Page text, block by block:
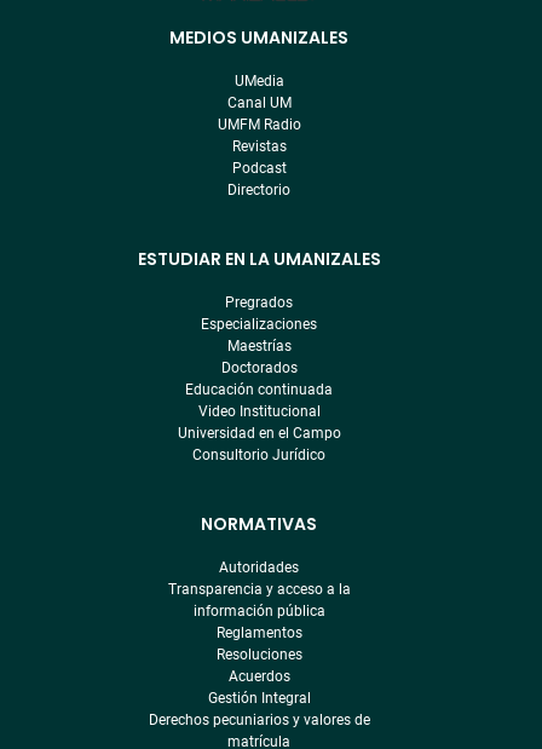
MEDIOS UMANIZALES
UMedia
Canal UM
UMFM Radio
Revistas
Podcast
Directorio
ESTUDIAR EN LA UMANIZALES
Pregrados
Especializaciones
Maestrías
Doctorados
Educación continuada
Video Institucional
Universidad en el Campo
Consultorio Jurídico
NORMATIVAS
Autoridades
Transparencia y acceso a la
información pública
Reglamentos
Resoluciones
Acuerdos
Gestión Integral
Derechos pecuniarios y valores de
matrícula